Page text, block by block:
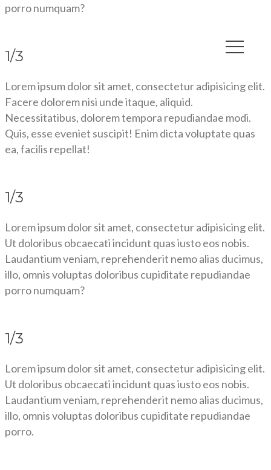
porro numquam?
1/3
Lorem ipsum dolor sit amet, consectetur adipisicing elit.
Facere dolorem nisi unde itaque, aliquid.
Necessitatibus, dolorem tempora repudiandae modi.
Quis, esse eveniet suscipit! Enim dicta voluptate quas
ea, facilis repellat!
1/3
Lorem ipsum dolor sit amet, consectetur adipisicing elit.
Ut doloribus obcaecati incidunt quas iusto eos nobis.
Laudantium veniam, reprehenderit nemo alias ducimus,
illo, omnis voluptas doloribus cupiditate repudiandae
porro numquam?
1/3
Lorem ipsum dolor sit amet, consectetur adipisicing elit.
Ut doloribus obcaecati incidunt quas iusto eos nobis.
Laudantium veniam, reprehenderit nemo alias ducimus,
illo, omnis voluptas doloribus cupiditate repudiandae
porro.